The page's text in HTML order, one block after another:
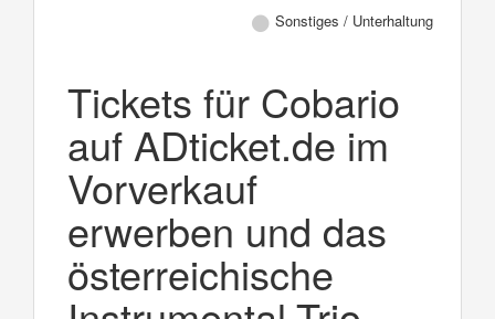
Sonstiges / Unterhaltung
Tickets für Cobario
auf ADticket.de im
Vorverkauf
erwerben und das
österreichische